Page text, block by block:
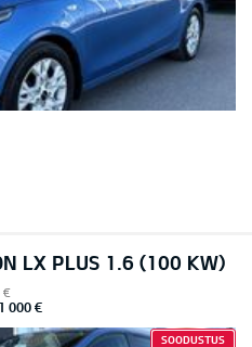
LX PLUS 1.6 (100 KW)
€
000 €
SOODUSTUS